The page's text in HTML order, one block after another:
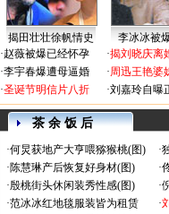
揭田壮壮徐帆情史 李冰冰被
·赵薇被爆已经怀孕
·李宇春爆遭母逼婚
·圣诞节明信片八折
·揭刘晓庆离
·周迅王艳婆
·刘嘉玲自曝
茶 余 饭 后
·何炅获地产大亨喂猕猴桃(图) ·
·陈慧琳产后恢复好身材(图) ·
·殷桃街头休闲装秀性感(图) ·
·范冰冰红地毯服装皆为租赁 ·